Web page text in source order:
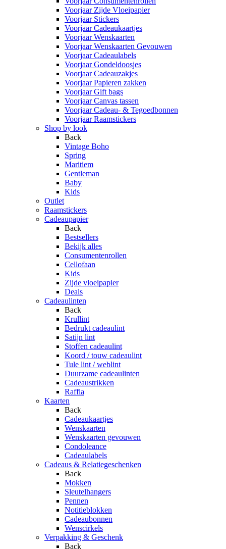
Voorjaar Zijde Vloeipapier
Voorjaar Stickers
Voorjaar Cadeaukaartjes
Voorjaar Wenskaarten
Voorjaar Wenskaarten Gevouwen
Voorjaar Cadeaulabels
Voorjaar Gondeldoosjes
Voorjaar Cadeauzakjes
Voorjaar Papieren zakken
Voorjaar Gift bags
Voorjaar Canvas tassen
Voorjaar Cadeau- & Tegoedbonnen
Voorjaar Raamstickers
Shop by look
Back
Vintage Boho
Spring
Maritiem
Gentleman
Baby
Kids
Outlet
Raamstickers
Cadeaupapier
Back
Bestsellers
Bekijk alles
Consumentenrollen
Cellofaan
Kids
Zijde vloeipapier
Deals
Cadeaulinten
Back
Krullint
Bedrukt cadeaulint
Satijn lint
Stoffen cadeaulint
Koord / touw cadeaulint
Tule lint / weblint
Duurzame cadeaulinten
Cadeaustrikken
Raffia
Kaarten
Back
Cadeaukaartjes
Wenskaarten
Wenskaarten gevouwen
Condoleance
Cadeaulabels
Cadeaus & Relatiegeschenken
Back
Mokken
Sleutelhangers
Pennen
Notitieblokken
Cadeaubonnen
Wenscirkels
Verpakking & Geschenk
Back